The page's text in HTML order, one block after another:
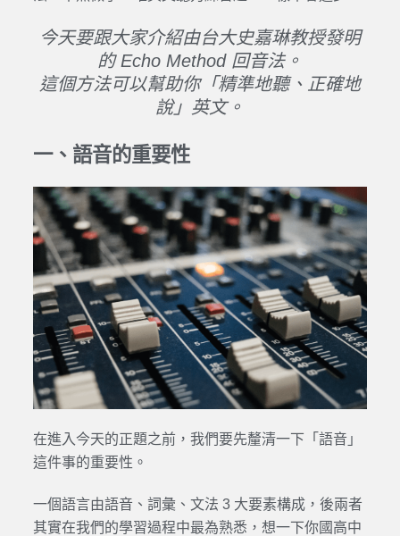
今天要跟大家介紹由台大史嘉琳教授發明
的 Echo Method 回音法。
這個方法可以幫助你「精準地聽、正確地
說」英文。
一、語音的重要性
在進入今天的正題之前，我們要先釐清一下「語音」
這件事的重要性。
一個語言由語音、詞彙、文法 3 大要素構成，後兩者
其實在我們的學習過程中最為熟悉，想一下你國高中